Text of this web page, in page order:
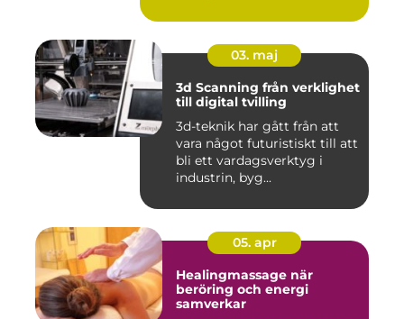
03. maj
3d Scanning från verklighet
till digital tvilling
3d-teknik har gått från att
vara något futuristiskt till att
bli ett vardagsverktyg i
industrin, byg...
05. apr
Healingmassage när
beröring och energi
samverkar